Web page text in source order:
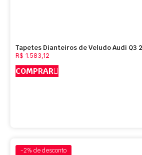
Tapetes Dianteiros de Veludo Audi Q3
R$ 1.583,12
COMPRAR
-2% de desconto